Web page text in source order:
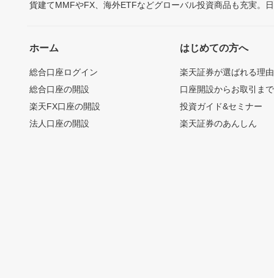
貨建てMMFやFX、海外ETFなどグローバル投資商品も充実。
ホーム
総合口座ログイン
総合口座の開設
楽天FX口座の開設
法人口座の開設
はじめての方へ
楽天証券が選ばれる理由
口座開設からお取引ま
投資ガイド&セミナー
楽天証券のあんしん